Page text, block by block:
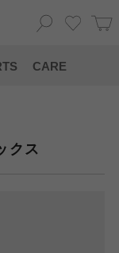
CARE
クス